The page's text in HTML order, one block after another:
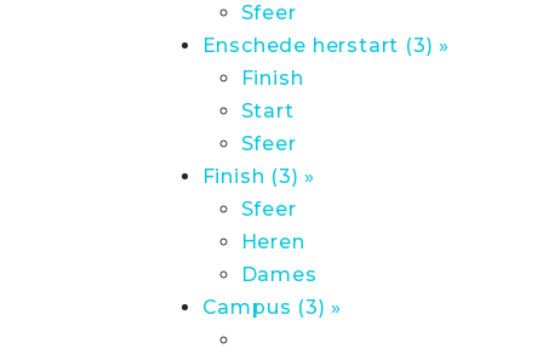
Sfeer
Enschede herstart (3) »
Finish
Start
Sfeer
Finish (3) »
Sfeer
Heren
Dames
Campus (3) »